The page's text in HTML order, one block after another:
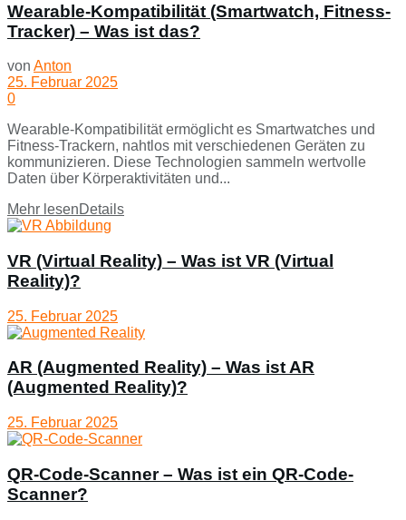
Wearable-Kompatibilität (Smartwatch, Fitness-
Tracker) – Was ist das?
von Anton
25. Februar 2025
0
Wearable-Kompatibilität ermöglicht es Smartwatches und
Fitness-Trackern, nahtlos mit verschiedenen Geräten zu
kommunizieren. Diese Technologien sammeln wertvolle
Daten über Körperaktivitäten und...
Mehr lesenDetails
VR (Virtual Reality) – Was ist VR (Virtual
Reality)?
25. Februar 2025
AR (Augmented Reality) – Was ist AR
(Augmented Reality)?
25. Februar 2025
QR-Code-Scanner – Was ist ein QR-Code-
Scanner?